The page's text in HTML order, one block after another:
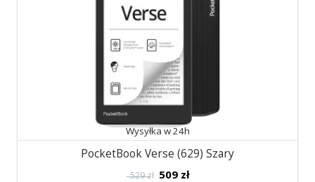
Wysyłka w 24h
PocketBook Verse (629) Szary
529 zł 509 zł